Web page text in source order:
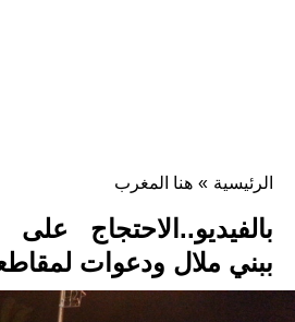
الرئيسية » هنا المغرب
بالفيديو..الاحتجاج على
ببني ملال ودعوات